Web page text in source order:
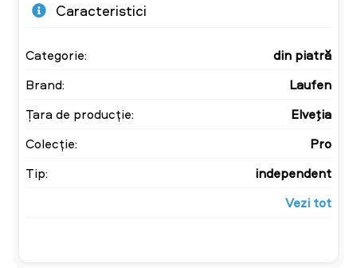
Caracteristici
Categorie:
din piatră
Brand:
Laufen
Țara de producție:
Elveţia
Colecție:
Pro
Tip:
independent
Vezi tot